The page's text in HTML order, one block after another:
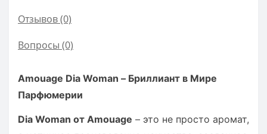
Отзывов (0)
Вопросы (0)
Amouage Dia Woman – Бриллиант в Мире
Парфюмерии
Dia Woman от Amouage – это не просто аромат,